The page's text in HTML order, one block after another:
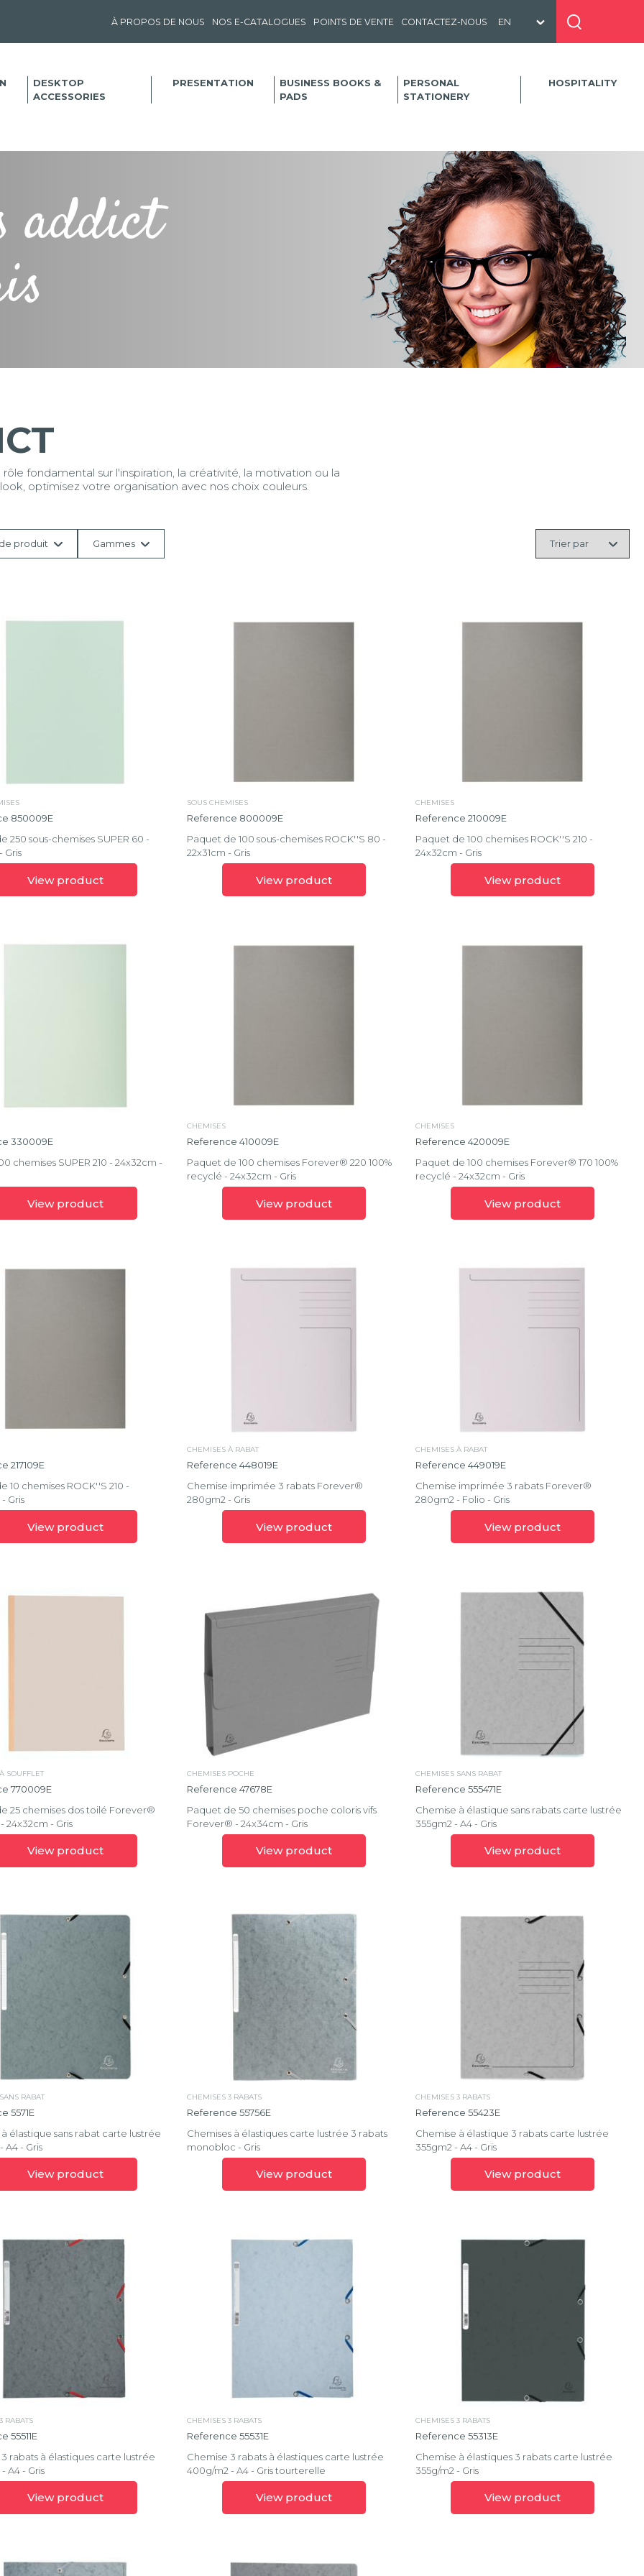
À PROPOS DE NOUS NOS E-CATALOGUES POINTS DE VENTE CONTACTEZ-NOUS
DESKTOP
ACCESSORIES
PRESENTATION
BUSINESS BOOKS &
PADS
PERSONAL
STATIONERY
HOSPITALITY
addict
fondamental sur l'inspiration, la créativité, la motivation ou la
optimisez votre organisation avec nos choix couleurs.
produit Gammes
Ellipse
Exactive®
Floralie
Marbré
Office
Super
Zéphire
Effacer
la
850009E
250 sous-chemises SUPER 60 -
Gris
View product
SOUS CHEMISES
Reference 800009E
Paquet de 100 sous-chemises ROCK''S 80 -
22x31cm - Gris
View product
CHEMISES
Reference 210009E
Paquet de 100 chemises ROCK''S 210 -
24x32cm - Gris
View product
330009E
chemises SUPER 210 - 24x32cm -
View product
CHEMISES
Reference 410009E
Paquet de 100 chemises Forever® 220 100%
recyclé - 24x32cm - Gris
View product
CHEMISES
Reference 420009E
Paquet de 100 chemises Forever® 170 100%
recyclé - 24x32cm - Gris
View product
217109E
10 chemises ROCK''S 210 -
Gris
View product
CHEMISES À RABAT
Reference 448019E
Chemise imprimée 3 rabats Forever®
280gm2 - Gris
View product
CHEMISES À RABAT
Reference 449019E
Chemise imprimée 3 rabats Forever®
280gm2 - Folio - Gris
View product
SOUFFLET
770009E
25 chemises dos toilé Forever®
24x32cm - Gris
View product
CHEMISES POCHE
Reference 47678E
Paquet de 50 chemises poche coloris vifs
Forever® - 24x34cm - Gris
View product
CHEMISES SANS RABAT
Reference 555471E
Chemise à élastique sans rabats carte lustrée
355gm2 - A4 - Gris
View product
RABAT
5571E
élastique sans rabat carte lustrée
A4 - Gris
View product
CHEMISES 3 RABATS
Reference 55756E
Chemises à élastiques carte lustrée 3 rabats
monobloc - Gris
View product
CHEMISES 3 RABATS
Reference 55423E
Chemise à élastique 3 rabats carte lustrée
355gm2 - A4 - Gris
View product
RABATS
55511E
rabats à élastiques carte lustrée
A4 - Gris
View product
CHEMISES 3 RABATS
Reference 55531E
Chemise 3 rabats à élastiques carte lustrée
400g/m2 - A4 - Gris tourterelle
View product
CHEMISES 3 RABATS
Reference 55313E
Chemise à élastiques 3 rabats carte lustrée
355g/m2 - Gris
View product